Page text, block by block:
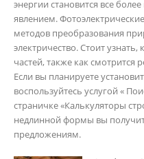
энергии становится все
явлением.
методов преобразования
электричество. Стоит
частей, также как смотрится
Если вы планируете
воспользуйтесь услугой «
страничке «Калькуляторы
недлинной формы вы
предложениям.